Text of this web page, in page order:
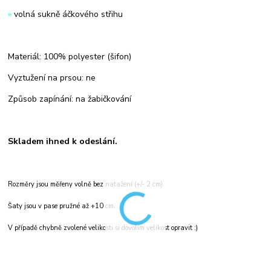
» volná sukně áčkového střihu
Materiál: 100% polyester (šifon)
Vyztužení na prsou: ne
Způsob zapínání: na žabičkování
Skladem ihned k odeslání.
Rozměry jsou měřeny volně bez natažení (+/- 2 cm).
Šaty jsou v pase pružné až +10 cm.
V případě chybně zvolené velikosti si dovolím velikost opravit :)